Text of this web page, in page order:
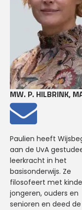
van het
tijdschrift Blind en
deel aan de BKB
Daarna was hij
van Stichting
Oost-West, een
kennisnetwerk op
gebied van
niet-westerse
denktradities. Op het
moment werkt hij als
organisatiefilosoof
studenten en
Daarnaast is hij
organisatiefilosoof bij
Gemeente Den Haag.
HTF werkt Daniel als
binnen de Bachelor-
(Pre)master
MW. P. HILBRINK,
Paulien heeft
aan de UvA
leerkracht in het
basisonderwijs. Ze
filosofeert met
jongeren, ouders en
senioren en deed de